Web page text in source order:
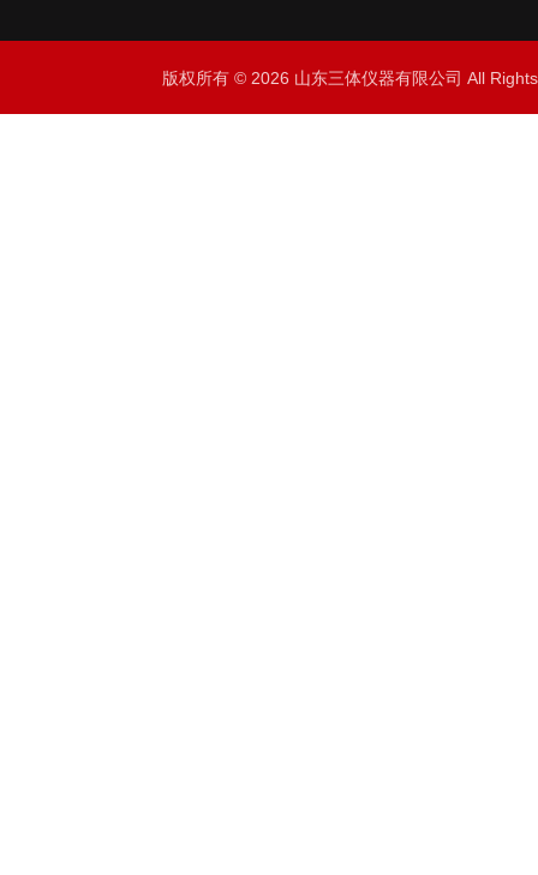
版权所有 © 2026 山东三体仪器有限公司 All